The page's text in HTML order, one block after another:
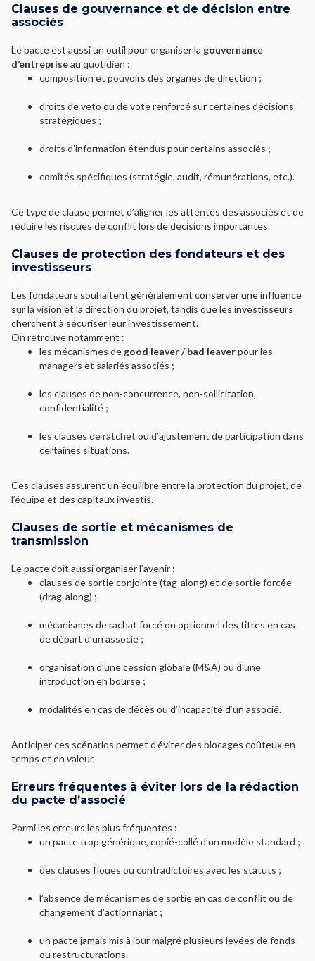
Clauses de gouvernance et de décision entre
associés
Le pacte est aussi un outil pour organiser la gouvernance
d’entrepriseau quotidien :
composition et pouvoirs des organes de direction ;
droits de veto ou de vote renforcé sur certaines décisions
stratégiques ;
droits d’information étendus pour certains associés ;
comités spécifiques (stratégie, audit, rémunérations, etc.).
Ce type de clause permet d’aligner les attentes des associés et de
réduire les risques de conflit lors de décisions importantes.
Clauses de protection des fondateurs et des
investisseurs
Les fondateurs souhaitent généralement conserver une influence
sur la vision et la direction du projet, tandis que les investisseurs
cherchent à sécuriser leur investissement.
On retrouve notamment :
les mécanismes de good leaver / bad leaverpour les
managers et salariés associés ;
les clauses de non-concurrence, non-sollicitation,
confidentialité ;
les clauses de ratchet ou d’ajustement de participation dans
certaines situations.
Ces clauses assurent un équilibre entre la protection du projet, de
l’équipe et des capitaux investis.
Clauses de sortie et mécanismes de
transmission
Le pacte doit aussi organiser l’avenir :
clauses de sortie conjointe (tag-along) et de sortie forcée
(drag-along) ;
mécanismes de rachat forcé ou optionnel des titres en cas
de départ d’un associé ;
organisation d’une cession globale (M&A) ou d’une
introduction en bourse ;
modalités en cas de décès ou d’incapacité d’un associé.
Anticiper ces scénarios permet d’éviter des blocages coûteux en
temps et en valeur.
Erreurs fréquentes à éviter lors de la rédaction
du pacte d’associé
Parmi les erreurs les plus fréquentes :
un pacte trop générique, copié-collé d’un modèle standard ;
des clauses floues ou contradictoires avec les statuts ;
l’absence de mécanismes de sortie en cas de conflit ou de
changement d’actionnariat ;
un pacte jamais mis à jour malgré plusieurs levées de fonds
ou restructurations.